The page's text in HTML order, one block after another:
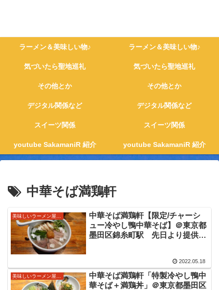
ラーメン＆美味しい物♪ ラーメン＆美味しい物♪
気づいたら聖地巡礼 気づいたら聖地巡礼
その他とか その他とか
デジタル関係など デジタル関係など
スイーツ関係 スイーツ関係
youtube SakamaniR 紹介 youtube SakamaniR 紹介
中華そば満鶏軒
中華そば満鶏軒【限定/チャーシ
ュー冷やし鴨中華そば】＠東京都
墨田区錦糸町駅 先日より提供開
ャーシューを増してたっぷりと鴨
の旨味を堪能してきました。
2022.05.18
美味しいラーメン屋さん
中華そば満鶏軒「特製冷やし鴨中
華そば＋満鶏丼」＠東京都墨田区